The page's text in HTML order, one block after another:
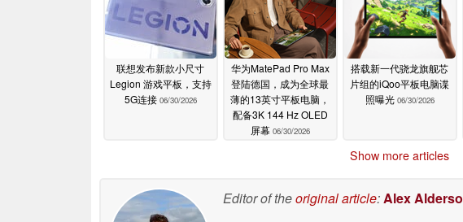
联想发布新款小尺寸
Legion 游戏平板，支持
5G连接 06/30/2026
华为MatePad Pro Max
登陆德国，成为全球最
薄的13英寸平板电脑，
配备3K 144 Hz OLED
屏幕 06/30/2026
搭载新一代骁龙旗舰芯
片组的iQoo平板电脑谍
照曝光 06/30/2026
Show more articles
Editor of theoriginal article:Alex